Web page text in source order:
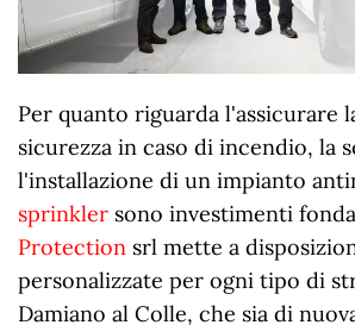
Per quanto riguarda l'assicurare
sicurezza in caso di incendio, la
l'installazione di un impianto
sprinkler sono investimenti
Protection srl mette a
personalizzate per ogni tipo di
Damiano al Colle, che sia di